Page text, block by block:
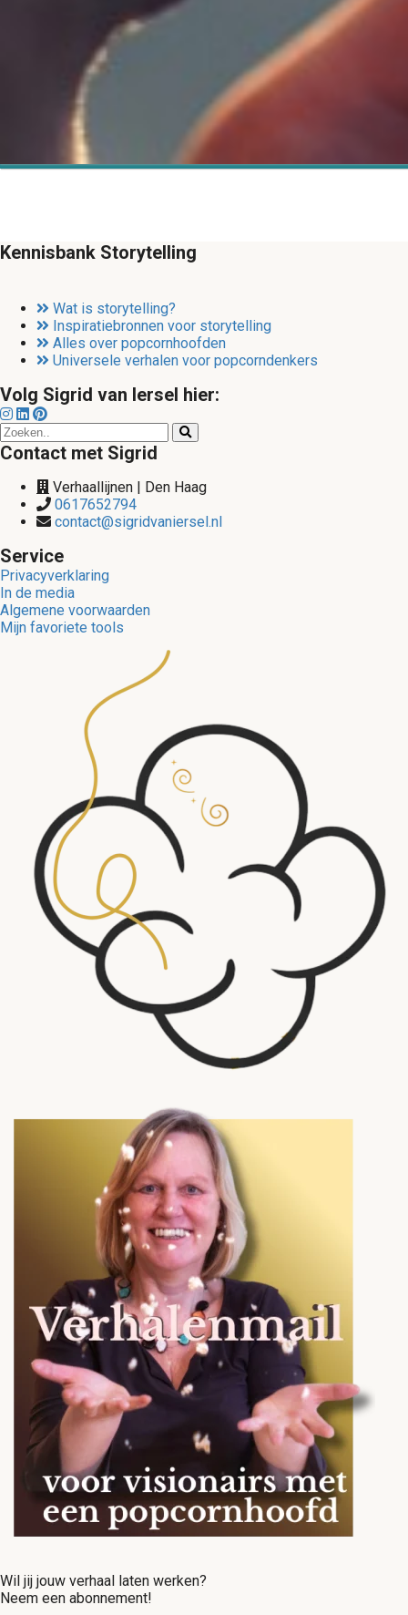
Kennisbank Storytelling
Wat is storytelling?
Inspiratiebronnen voor storytelling
Alles over popcornhoofden
Universele verhalen voor popcorndenkers
Volg Sigrid van Iersel hier:
Contact met Sigrid
Verhaallijnen | Den Haag
0617652794
contact@sigridvaniersel.nl
Service
Privacyverklaring
In de media
Algemene voorwaarden
Mijn favoriete tools
Wil jij jouw verhaal laten werken?
Neem een abonnement!